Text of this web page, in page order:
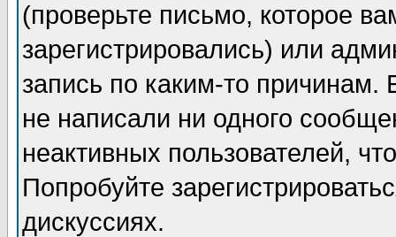
(проверьте письмо, которое
зарегистрировались) или
запись по каким-то
не написали ни одного
неактивных пользователей,
Попробуйте
дискуссиях.